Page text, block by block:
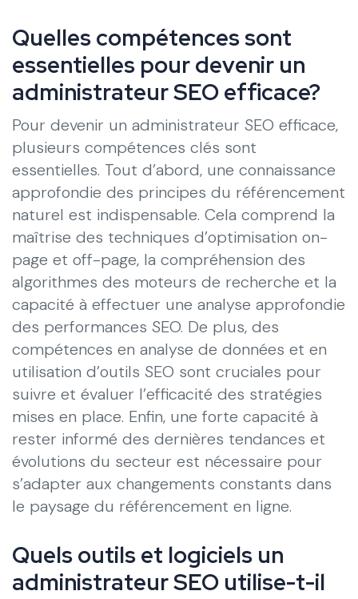
Quelles compétences sont
essentielles pour devenir un
administrateur SEO efficace?
Pour devenir un administrateur SEO efficace,
plusieurs compétences clés sont
essentielles. Tout d’abord, une connaissance
approfondie des principes du référencement
naturel est indispensable. Cela comprend la
maîtrise des techniques d’optimisation on-
page et off-page, la compréhension des
algorithmes des moteurs de recherche et la
capacité à effectuer une analyse approfondie
des performances SEO. De plus, des
compétences en analyse de données et en
utilisation d’outils SEO sont cruciales pour
suivre et évaluer l’efficacité des stratégies
mises en place. Enfin, une forte capacité à
rester informé des dernières tendances et
évolutions du secteur est nécessaire pour
s’adapter aux changements constants dans
le paysage du référencement en ligne.
Quels outils et logiciels un
administrateur SEO utilise-t-il